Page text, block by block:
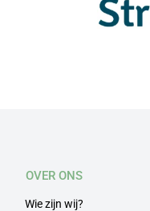
OVER ONS
Wie zijn wij?